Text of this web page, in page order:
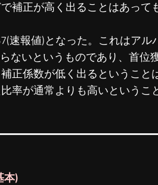
補正が高く出ることはあって
速報値)となった。これはアル
ないというものであり、首位
正係数が低く出るということ
率が通常よりも高いというこ
本)